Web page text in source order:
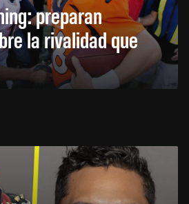
preparan
la rivalidad que